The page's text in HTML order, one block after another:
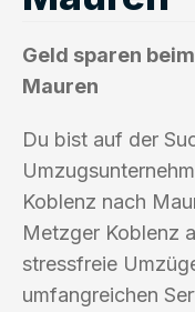
Geld sparen beim
Mauren
Du bist auf der
Koblenz nach
Metzger Koblenz
stressfreie
umfangreichen